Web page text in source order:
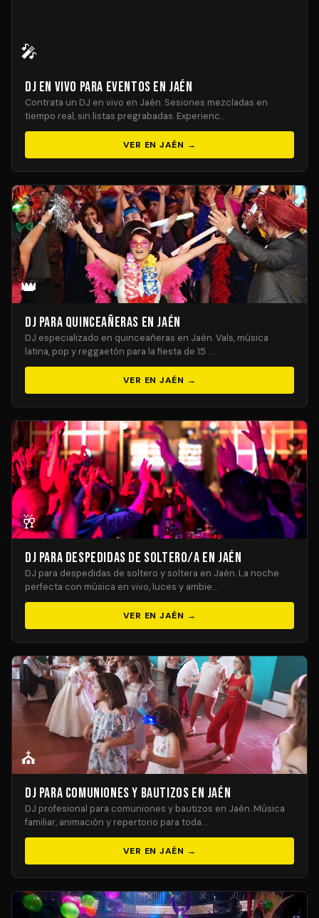
🎤
DJ En Vivo para Eventos en Jaén
Contrata un DJ en vivo en Jaén. Sesiones mezcladas en
tiempo real, sin listas pregrabadas. Experienc…
VER EN JAÉN →
👑
DJ para Quinceañeras en Jaén
DJ especializado en quinceañeras en Jaén. Vals, música
latina, pop y reggaetón para la fiesta de 15 …
VER EN JAÉN →
🥂
DJ para Despedidas de Soltero/a en Jaén
DJ para despedidas de soltero y soltera en Jaén. La noche
perfecta con música en vivo, luces y ambie…
VER EN JAÉN →
⛪
DJ para Comuniones y Bautizos en Jaén
DJ profesional para comuniones y bautizos en Jaén. Música
familiar, animación y repertorio para toda…
VER EN JAÉN →